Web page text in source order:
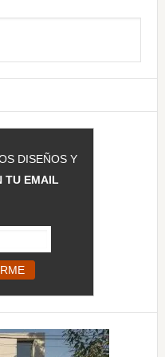
DISEÑOS Y
TU EMAIL